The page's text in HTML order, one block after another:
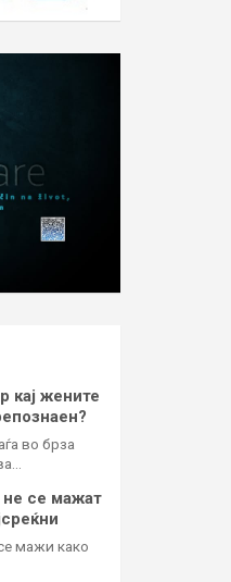
кај жените
во брза
се мажат
мажи како